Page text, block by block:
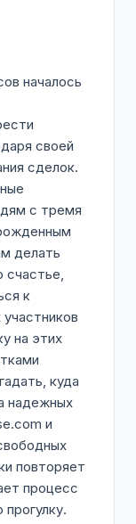
началось
своей
сделок.
с тремя
делать
счастье,
к
на этих
куда
надежных
и
повторяет
процесс